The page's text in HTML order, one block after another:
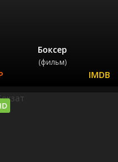
Боксер
(фильм)